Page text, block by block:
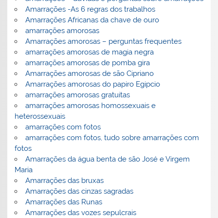
Amarrações -As 6 regras dos trabalhos
Amarrações Africanas da chave de ouro
amarrações amorosas
Amarrações amorosas – perguntas frequentes
amarrações amorosas de magia negra
amarrações amorosas de pomba gira
Amarrações amorosas de são Cipriano
Amarrações amorosas do papiro Egipcio
amarrações amorosas gratuitas
amarrações amorosas homossexuais e
heterossexuais
amarrações com fotos
amarrações com fotos, tudo sobre amarrações com
fotos
Amarrações da água benta de são José e Virgem
Maria
Amarrações das bruxas
Amarrações das cinzas sagradas
Amarrações das Runas
Amarrações das vozes sepulcrais